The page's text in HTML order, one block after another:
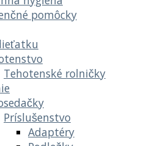
pomôcky
Tehotenské rolničky
Príslušenstvo
Adaptéry